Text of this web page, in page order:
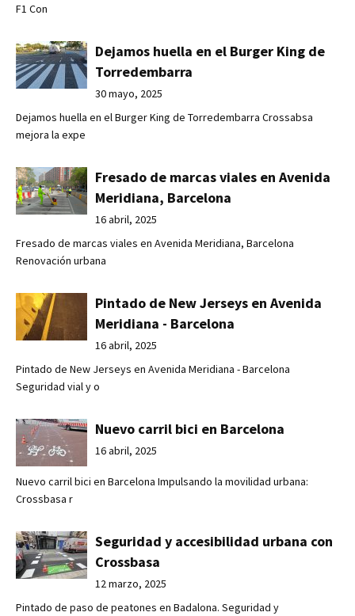
F1 Con
Dejamos huella en el Burger King de
Torredembarra
30 mayo, 2025
Dejamos huella en el Burger King de Torredembarra Crossabsa
mejora la expe
Fresado de marcas viales en Avenida
Meridiana, Barcelona
16 abril, 2025
Fresado de marcas viales en Avenida Meridiana, Barcelona
Renovación urbana
Pintado de New Jerseys en Avenida
Meridiana - Barcelona
16 abril, 2025
Pintado de New Jerseys en Avenida Meridiana - Barcelona
Seguridad vial y o
Nuevo carril bici en Barcelona
16 abril, 2025
Nuevo carril bici en Barcelona Impulsando la movilidad urbana:
Crossbasa r
Seguridad y accesibilidad urbana con
Crossbasa
12 marzo, 2025
Pintado de paso de peatones en Badalona. Seguridad y